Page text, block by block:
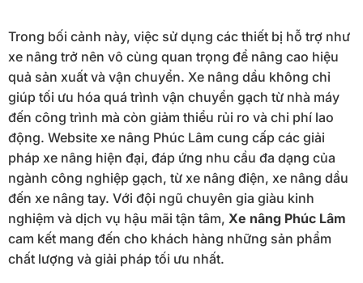
Trong bối cảnh này, việc sử dụng các thiết bị hỗ trợ như
xe nâng trở nên vô cùng quan trọng để nâng cao hiệu
quả sản xuất và vận chuyển. Xe nâng dầu không chỉ
giúp tối ưu hóa quá trình vận chuyển gạch từ nhà máy
đến công trình mà còn giảm thiểu rủi ro và chi phí lao
động. Website xe nâng Phúc Lâm cung cấp các giải
pháp xe nâng hiện đại, đáp ứng nhu cầu đa dạng của
ngành công nghiệp gạch, từ xe nâng điện, xe nâng dầu
đến xe nâng tay. Với đội ngũ chuyên gia giàu kinh
nghiệm và dịch vụ hậu mãi tận tâm, Xe nâng Phúc Lâm
cam kết mang đến cho khách hàng những sản phẩm
chất lượng và giải pháp tối ưu nhất.